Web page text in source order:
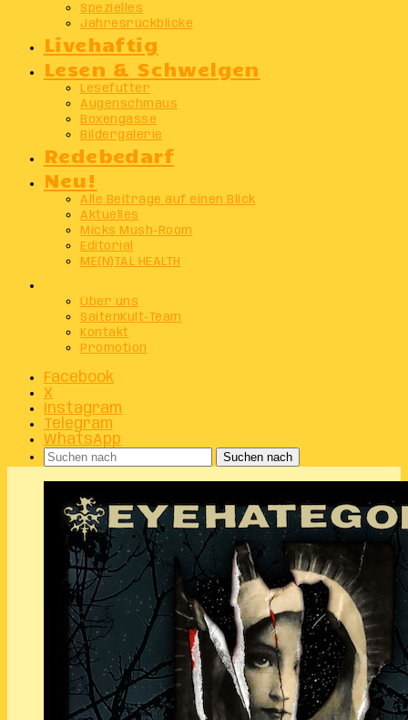
Spezielles
Jahresrückblicke
Livehaftig
Lesen & Schwelgen
Lesefutter
Augenschmaus
Boxengasse
Bildergalerie
Redebedarf
Neu!
Alle Beiträge auf einen Blick
Aktuelles
Micks Mush-Room
Editorial
ME(N)TAL HEALTH
Über uns
SaitenKult-Team
Kontakt
Promotion
Facebook
X
Instagram
Telegram
WhatsApp
Suchen nach